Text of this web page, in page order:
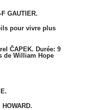
GAUTIER.
pour vivre plus
ČAPEK. Durée: 9
de William Hope